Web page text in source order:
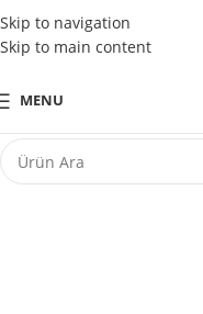
Skip to navigation
Skip to main content
Tüm Kredi Kartlarına
MENU